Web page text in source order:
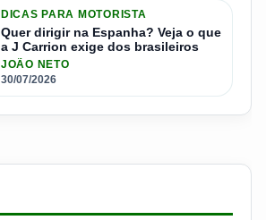
DICAS PARA MOTORISTA
Quer dirigir na Espanha? Veja o que
a J Carrion exige dos brasileiros
JOÃO NETO
30/07/2026